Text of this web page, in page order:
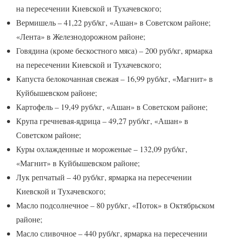
на пересечении Киевской и Тухачевского;
Вермишель – 41,22 руб/кг, «Ашан» в Советском районе;
«Лента» в Железнодорожном районе;
Говядина (кроме бескостного мяса) – 200 руб/кг, ярмарка
на пересечении Киевской и Тухачевского;
Капуста белокочанная свежая – 16,99 руб/кг, «Магнит» в
Куйбышевском районе;
Картофель – 19,49 руб/кг, «Ашан» в Советском районе;
Крупа гречневая-ядрица – 49,27 руб/кг, «Ашан» в
Советском районе;
Куры охлажденные и мороженые – 132,09 руб/кг,
«Магнит» в Куйбышевском районе;
Лук репчатый – 40 руб/кг, ярмарка на пересечении
Киевской и Тухачевского;
Масло подсолнечное – 80 руб/кг, «Поток» в Октябрьском
районе;
Масло сливочное – 440 руб/кг, ярмарка на пересечении